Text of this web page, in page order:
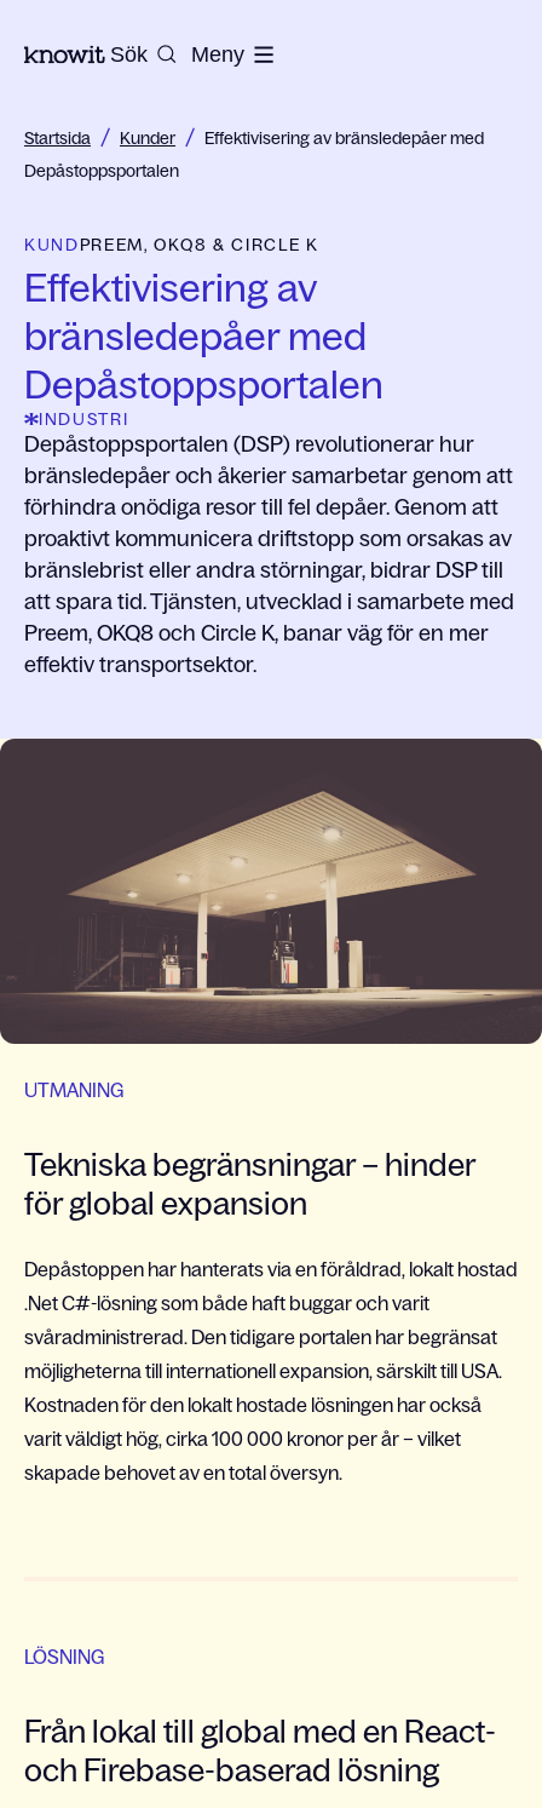
Till startsidan på Knowit
Sök Meny
Startsida / Kunder / Effektivisering av bränsledepåer med
Depåstoppsportalen
KUNDPREEM, OKQ8 & CIRCLE K
Effektivisering av
bränsledepåer med
Depåstoppsportalen
INDUSTRI
Depåstoppsportalen (DSP) revolutionerar hur
bränsledepåer och åkerier samarbetar genom att
förhindra onödiga resor till fel depåer. Genom att
proaktivt kommunicera driftstopp som orsakas av
bränslebrist eller andra störningar, bidrar DSP till
att spara tid. Tjänsten, utvecklad i samarbete med
Preem, OKQ8 och Circle K, banar väg för en mer
effektiv transportsektor.
UTMANING
Tekniska begränsningar – hinder
för global expansion
Depåstoppen har hanterats via en föråldrad, lokalt hostad
.Net C#-lösning som både haft buggar och varit
svåradministrerad. Den tidigare portalen har begränsat
möjligheterna till internationell expansion, särskilt till USA.
Kostnaden för den lokalt hostade lösningen har också
varit väldigt hög, cirka 100 000 kronor per år – vilket
skapade behovet av en total översyn.
LÖSNING
Från lokal till global med en React-
och Firebase-baserad lösning